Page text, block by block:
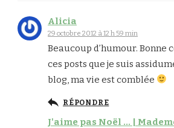
Alicia
29 octobre 2012 à 12 h 59 min
Beaucoup d’humour.
ces posts que je suis
blog, ma vie est comblée
RÉPONDRE
J'aime pas Noël ... |